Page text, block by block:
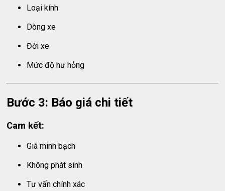
Loại kính
Dòng xe
Đời xe
Mức độ hư hỏng
Bước 3: Báo giá chi tiết
Cam kết:
Giá minh bạch
Không phát sinh
Tư vấn chính xác